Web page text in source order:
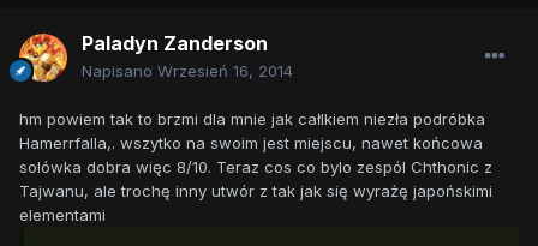
Paladyn Zanderson
Napisano Wrzesień 16, 2014
hm powiem tak to brzmi dla mnie jak całlkiem niezła podróbka
Hamerrfalla,. wszytko na swoim jest miejscu, nawet końcowa
solówka dobra więc 8/10. Teraz cos co bylo zespól Chthonic z
Tajwanu, ale trochę inny utwór z tak jak się wyrażę japońskimi
elementami